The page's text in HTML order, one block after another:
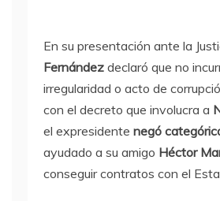
En su presentación ante la
Fernández declaró que no
irregularidad o acto de
con el decreto que involucra a
el expresidente negó
ayudado a su amigo Héctor
conseguir contratos con el